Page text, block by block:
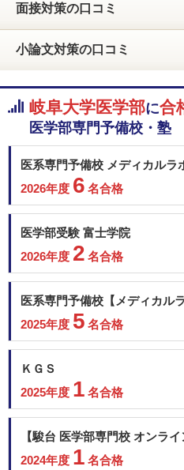
面接対策の口コミ
小論文対策の口コミ
岐阜大学医学部に合
医学部専門予備校・塾
医系専門予備校 メディカルラ
2026年度 6 名合格
医学部受験 富士学院
2026年度 2 名合格
医系専門予備校【メディカル
2025年度 5 名合格
ＫＧＳ
2025年度 1 名合格
【駿台 医学部専門校 オンライ
2024年度 1 名合格